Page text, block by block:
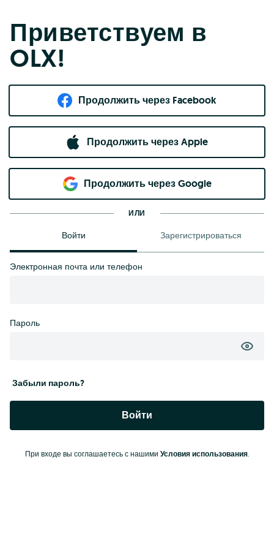
Приветствуем в
OLX!
Продолжить через Facebook
Продолжить через Apple
Продолжить через Google
ИЛИ
Войти Зарегистрироваться
Электронная почта или телефон
Пароль
Забыли пароль?
Войти
При входе вы соглашаетесь с нашими Условия использования.